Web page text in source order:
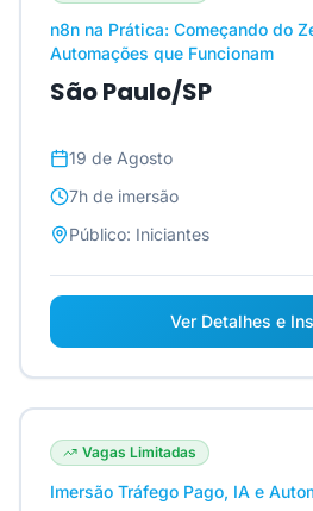
n8n na Prática: Começando do
Automações que Funcionam
São Paulo/SP
19 de Agosto
7h de imersão
Público: Iniciantes
Ver Detalhes e
Vagas Limitadas
Imersão Tráfego Pago, IA e